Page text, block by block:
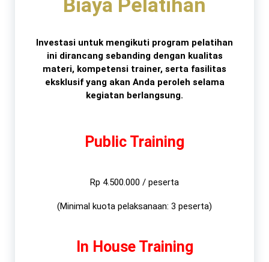
Investasi untuk mengikuti program pelatihan
ini dirancang sebanding dengan kualitas
materi, kompetensi trainer, serta fasilitas
eksklusif yang akan Anda peroleh selama
kegiatan berlangsung.
Public Training
Rp 4.500.000 / peserta
(Minimal kuota pelaksanaan: 3 peserta)
In House Training